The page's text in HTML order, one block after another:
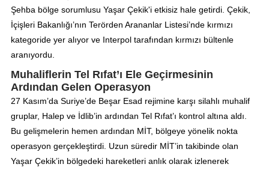
Şehba bölge sorumlusu Yaşar Çekik'i etkisiz hale getirdi. Çekik,
İçişleri Bakanlığı’nın Terörden Arananlar Listesi’nde kırmızı
kategoride yer alıyor ve Interpol tarafından kırmızı bültenle
aranıyordu.
Muhaliflerin Tel Rıfat’ı Ele Geçirmesinin
Ardından Gelen Operasyon
27 Kasım’da Suriye’de Beşar Esad rejimine karşı silahlı muhalif
gruplar, Halep ve İdlib’in ardından Tel Rıfat’ı kontrol altına aldı.
Bu gelişmelerin hemen ardından MİT, bölgeye yönelik nokta
operasyon gerçekleştirdi. Uzun süredir MİT’in takibinde olan
Yaşar Çekik’in bölgedeki hareketleri anlık olarak izlenerek